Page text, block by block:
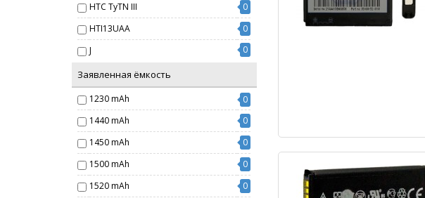
HTC TyTN III
0
HTI13UAA
0
J
0
Заявленная ёмкость
1230 mAh
0
1440 mAh
0
1450 mAh
0
1500 mAh
0
1520 mAh
0